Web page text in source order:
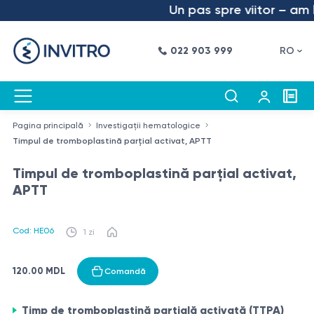
Un pas spre viitor – am
022 903 999 RO
Pagina principală
Investigații hematologice
Timpul de tromboplastină parţial activat, APTT
Timpul de tromboplastină parţial activat,
APTT
Cod: HE06 1 zi
120.00 MDL Comandă
Timp de tromboplastină parțială activată (TTPA)